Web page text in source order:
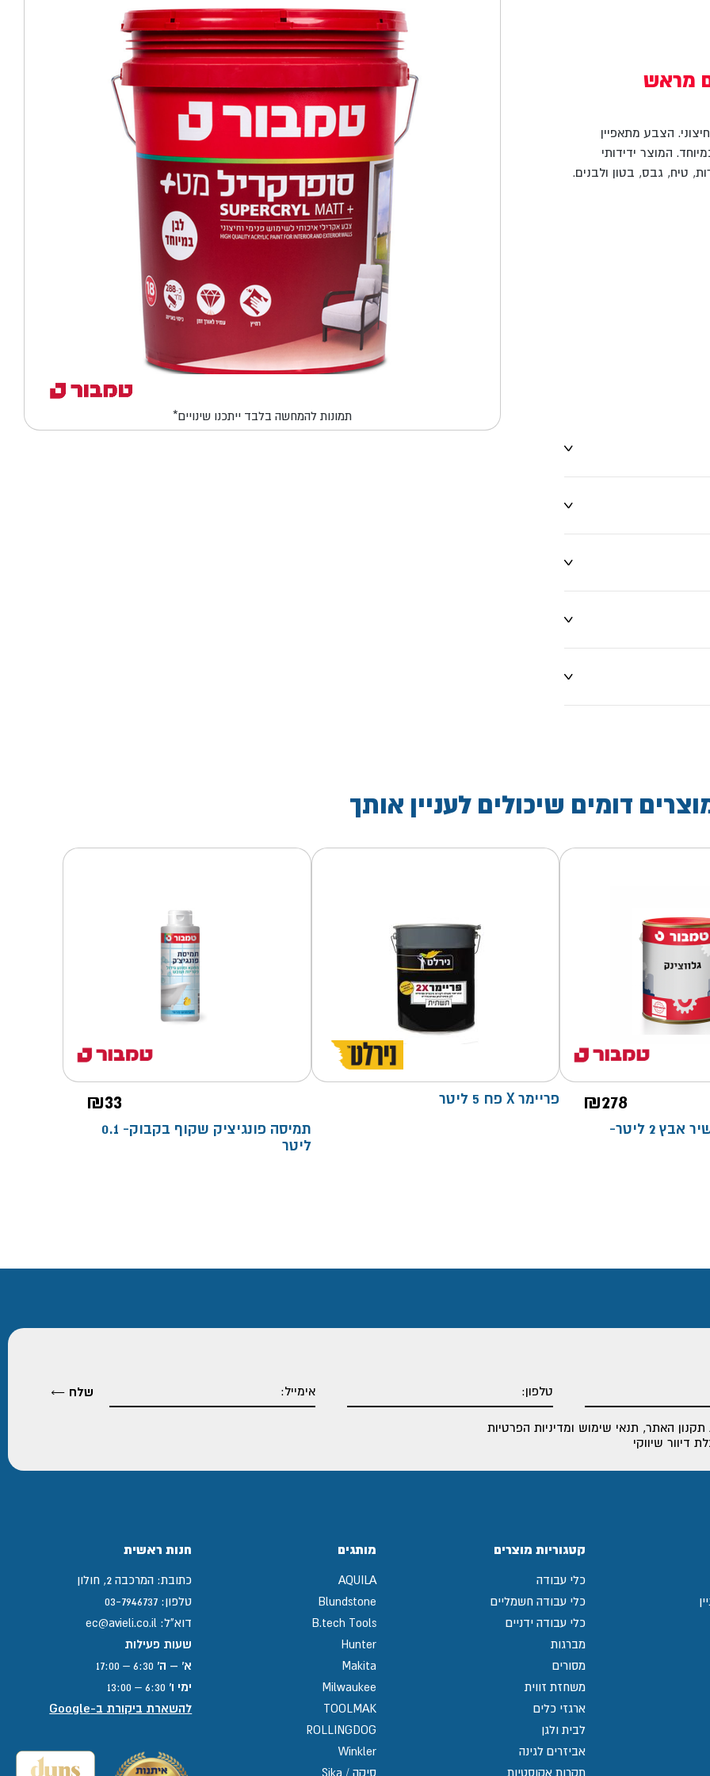
מראש
הצבע מתאפיין
המוצר ידידותי
*תמונות להמחשה בלבד ייתכנו שינויים
דומים שיכולים לעניין אותך
₪278
גלווצינק צבע עשיר אבץ 2 ליטר-
פריימר X פח 5 ליטר ₪33
תמיסה פונגיציק שקוף בקבוק- 0.1
ליטר
תקנון האתר, תנאי שימוש ומדיניות הפרטיות
דיוור שיווקי
קטגוריות מוצרים
כלי עבודה
כלי עבודה חשמליים
כלי עבודה ידניים
מברגות
מסורים
משחזת זווית
ארגזי כלים
לבית ולגן
אביזרים לגינה
תקרות אקוסטיות
מותגים
AQUILA
Blundstone
B.tech Tools
Hunter
Makita
Milwaukee
TOOLMAK
ROLLINGDOG
Winkler
סיקה / Sika
חנות ראשית
כתובת: המרכבה 2, חולון
טלפון: 03-7946737
דוא"ל: ec@avieli.co.il
שעות פעילות
א' – ה'
ימי ו'
להשארת ביקורת ב-Google